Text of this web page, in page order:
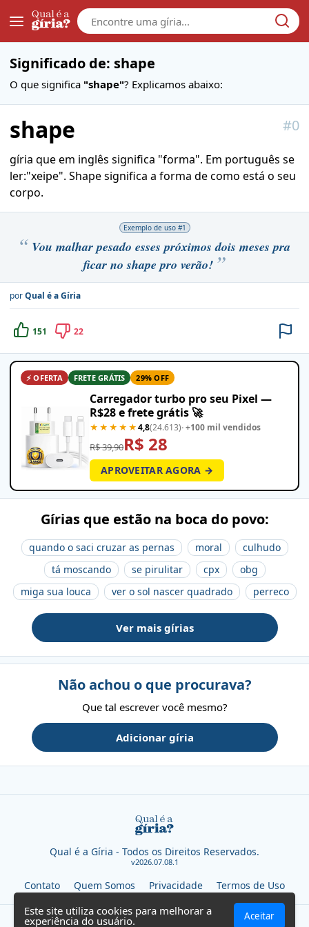
Este site utiliza cookies para melhorar a
experiência do usuário. Aceitar
Galera
Significado de: shape
O que significa "shape"? Explicamos abaixo:
#0
shape
gíria que em inglês significa "forma". Em português se
ler:"xeipe". Shape significa a forma de como está o seu
corpo.
Exemplo de uso #1
Vou malhar pesado esses próximos dois meses pra
ficar no shape pro verão!
porQual é a Gíria
151 22
⚡ OFERTA FRETE GRÁTIS 29% OFF
Carregador turbo pro seu Pixel —
R$28 e frete grátis 🚀
★★★★★4,8(24.613)· +100 mil vendidos
R$ 39,90R$ 28
APROVEITAR AGORA →
Gírias que estão na boca do povo:
quando o saci cruzar as pernas moral
culhudo
tá moscando
se pirulitar cpx
obg
miga sua louca
ver o sol nascer quadrado perreco
Ver mais gírias
Não achou o que procurava?
Que tal escrever você mesmo?
Adicionar gíria
Qual é a Gíria - Todos os Direitos Reservados.
v2026.07.08.1
Contato Quem Somos Privacidade Termos de Uso